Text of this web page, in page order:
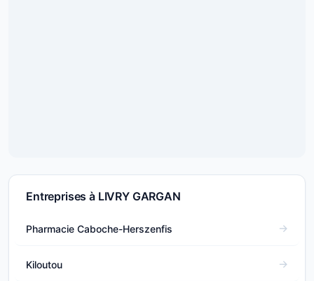
Entreprises à LIVRY GARGAN
Pharmacie Caboche-Herszenfis
Kiloutou